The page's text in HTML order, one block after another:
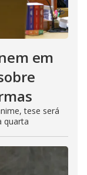
em
tese será
quarta